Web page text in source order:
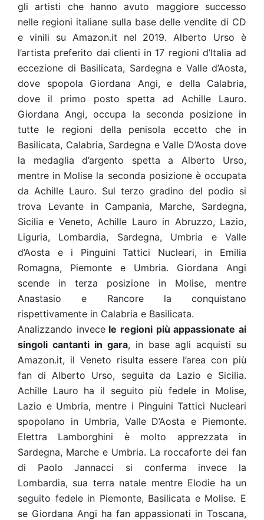
gli artisti che hanno avuto maggiore successo
nelle regioni italiane sulla base delle vendite di CD
e vinili su Amazon.it nel 2019. Alberto Urso è
l’artista preferito dai clienti in 17 regioni d’Italia ad
eccezione di Basilicata, Sardegna e Valle d’Aosta,
dove spopola Giordana Angi, e della Calabria,
dove il primo posto spetta ad Achille Lauro.
Giordana Angi, occupa la seconda posizione in
tutte le regioni della penisola eccetto che in
Basilicata, Calabria, Sardegna e Valle D’Aosta dove
la medaglia d’argento spetta a Alberto Urso,
mentre in Molise la seconda posizione è occupata
da Achille Lauro. Sul terzo gradino del podio si
trova Levante in Campania, Marche, Sardegna,
Sicilia e Veneto, Achille Lauro in Abruzzo, Lazio,
Liguria, Lombardia, Sardegna, Umbria e Valle
d’Aosta e i Pinguini Tattici Nucleari, in Emilia
Romagna, Piemonte e Umbria. Giordana Angi
scende in terza posizione in Molise, mentre
Anastasio e Rancore la conquistano
rispettivamente in Calabria e Basilicata.
Analizzando invecele regioni più appassionate ai
singoli cantanti in gara, in base agli acquisti su
Amazon.it, il Veneto risulta essere l’area con più
fan di Alberto Urso, seguita da Lazio e Sicilia.
Achille Lauro ha il seguito più fedele in Molise,
Lazio e Umbria, mentre i Pinguini Tattici Nucleari
spopolano in Umbria, Valle D’Aosta e Piemonte.
Elettra Lamborghini è molto apprezzata in
Sardegna, Marche e Umbria. La roccaforte dei fan
di Paolo Jannacci si conferma invece la
Lombardia, sua terra natale mentre Elodie ha un
seguito fedele in Piemonte, Basilicata e Molise. E
se Giordana Angi ha fan appassionati in Toscana,